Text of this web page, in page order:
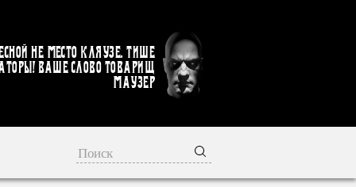
не место кляузе. Тише
Ваше слово товарищ
Маузер